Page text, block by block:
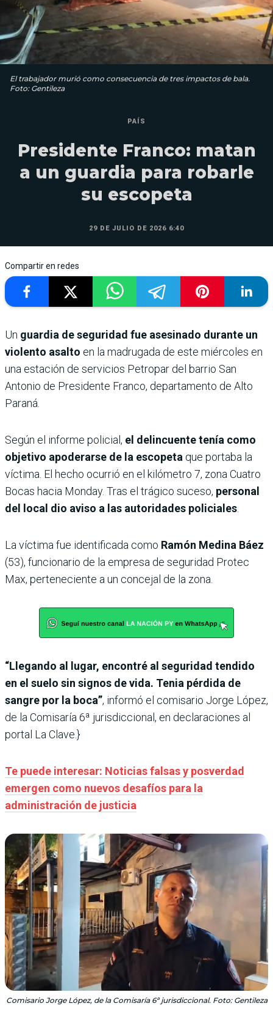
El trabajador murió como consecuencia de tres impactos de bala.
Foto: Gentileza
PAÍS
Presidente Franco: matan
a un guardia para robarle
su escopeta
29 DE JULIO DE 2026 6:40
Compartir en redes
Un guardia de seguridad fue asesinado durante un
violento asalto en la madrugada de este miércoles en
una estación de servicios Petropar del barrio San
Antonio de Presidente Franco, departamento de Alto
Paraná.
Según el informe policial, el delincuente tenía como
objetivo apoderarse de la escopeta que portaba la
víctima. El hecho ocurrió en el kilómetro 7, zona Cuatro
Bocas hacia Monday. Tras el trágico suceso, personal
del local dio aviso a las autoridades policiales
La víctima fue identificada como Ramón Medina Báez
(53), funcionario de la empresa de seguridad Protec
Max, perteneciente a un concejal de la zona.
“Llegando al lugar, encontré al seguridad tendido
en el suelo sin signos de vida. Tenia pérdida de
sangre por la boca”, informó el comisario Jorge López,
de la Comisaría 6ª jurisdiccional, en declaraciones al
portal La Clave.}
Te puede interesar: Noticias falsas y posverdad
emergen como nuevos desafíos para la
administración de justicia
Comisario Jorge López, de la Comisaría 6ª jurisdiccional. Foto: Gentileza